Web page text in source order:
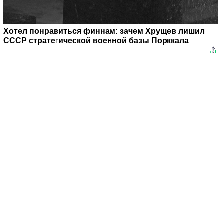
Хотел понравиться финнам: зачем Хрущев лишил
СССР стратегической военной базы Порккала